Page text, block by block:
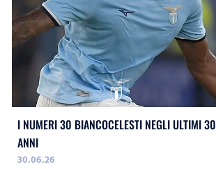
I NUMERI 30 BIANCOCELESTI NEGLI ULTIMI 30
ANNI
30.06.26